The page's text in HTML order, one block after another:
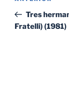
entradas
anterior:
Tres
Fratelli) (1981)